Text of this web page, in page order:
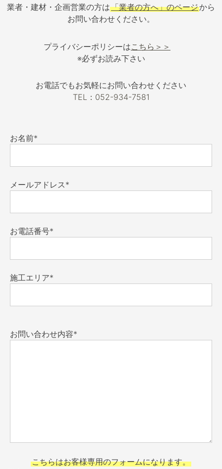
業者・建材・企画営業の方は「業者の方へ」のページから
お問い合わせください。
プライバシーポリシーはこちら＞＞
※必ずお読み下さい
お電話でもお気軽にお問い合わせください
TEL：052-934-7581
お名前*
メールアドレス*
お電話番号*
施工エリア*
お問い合わせ内容*
こちらはお客様専用のフォームになります。